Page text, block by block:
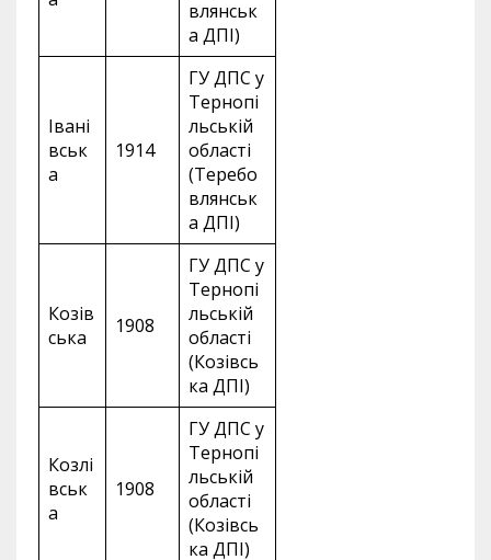
влянськ
а ДПІ)
Івані
вськ
а
1914
ГУ ДПС у
Тернопі
льській
області
(Теребо
влянськ
а ДПІ)
Козів
ська
1908
ГУ ДПС у
Тернопі
льській
області
(Козівсь
ка ДПІ)
Козлі
вськ
а
1908
ГУ ДПС у
Тернопі
льській
області
(Козівсь
ка ДПІ)